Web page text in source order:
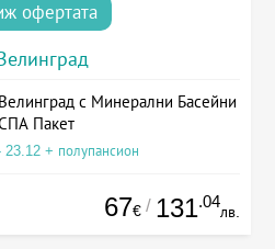
офертата
с Минерални Басейни
Пакет
23.12 + полупансион
67€ / 131.04
лв.